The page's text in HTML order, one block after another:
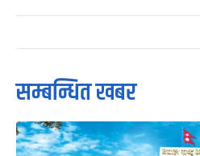
सम्बन्धित खबर